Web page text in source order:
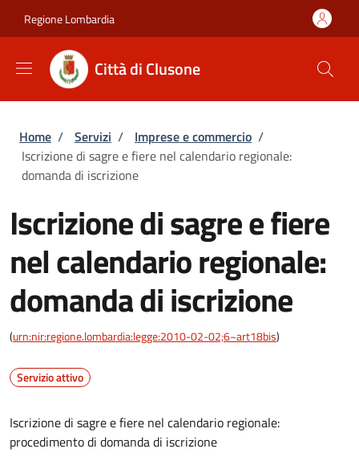
Regione Lombardia
Città di Clusone
Briciole di pane
Home / Servizi / Imprese e commercio /
Iscrizione di sagre e fiere nel calendario regionale:
domanda di iscrizione
Iscrizione di sagre e fiere
nel calendario regionale:
domanda di iscrizione
(urn:nir:regione.lombardia:legge:2010-02-02;6~art18bis)
Servizio attivo
Iscrizione di sagre e fiere nel calendario regionale:
procedimento di domanda di iscrizione